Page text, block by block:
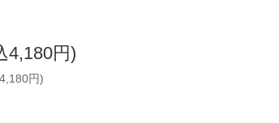
4,180円)
円)